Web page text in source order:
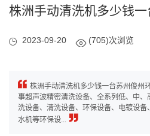
株洲手动清洗机多少钱一
2023-09-20 (705)次浏览
株洲手动清洗机多少钱一台苏州俊州
事超声波精密清洗设备、全系列低、中
洗设备、清洗设备、环保设备、电镀设
水机等环保设...